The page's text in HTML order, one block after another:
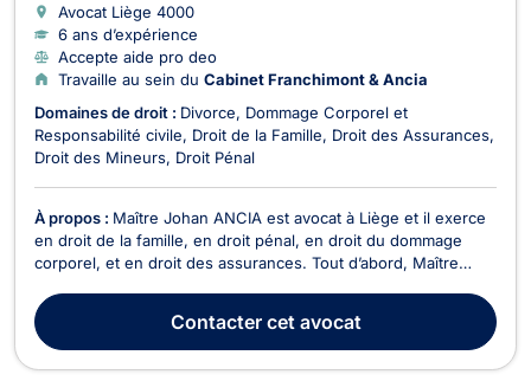
Avocat Liège 4000
6 ans d’expérience
Accepte aide pro deo
Travaille au sein du Cabinet Franchimont & Ancia
Domaines de droit : Divorce
Dommage Corporel et
Responsabilité civile
Droit de la Famille
Droit des Assurances
Droit des Mineurs Droit Pénal
À propos : Maître Johan ANCIA est avocat à Liège et il exerce
en droit de la famille, en droit pénal, en droit du dommage
corporel, et en droit des assurances. Tout d’abord, Maître
délais, lorsqu’il s’agit d’infractions contre les personnes ou
celles contre les biens. Il est a...
Contactercet avocat